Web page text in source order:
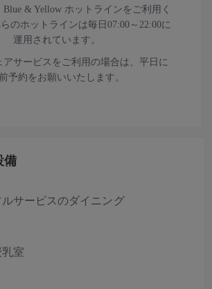
& Yellow ホットラインをご利用く
のホットラインは毎日07:00～22:00に
運用されています。
アサービスをご利用の場合は、平日に
予約をお願いいたします。
備
ルサービスのダイニング
室